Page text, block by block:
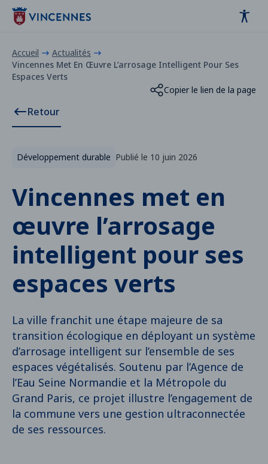
contenu
Accueil
Actualités
Vincennes Met En Œuvre L’arrosage Intelligent Pour Ses
Espaces Verts
Copier le lien de la page
Retour
Développement durable Publié le 10 juin 2026
Vincennes met en
œuvre l’arrosage
intelligent pour ses
espaces verts
La ville franchit une étape majeure de sa
transition écologique en déployant un système
d’arrosage intelligent sur l’ensemble de ses
espaces végétalisés. Soutenu par l’Agence de
l’Eau Seine Normandie et la Métropole du
Grand Paris, ce projet illustre l’engagement de
la commune vers une gestion ultraconnectée
de ses ressources.
Panneau de gestion des cookies